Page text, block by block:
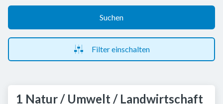
Suchen
Filter einschalten
1 Natur / Umwelt / Landwirtschaft